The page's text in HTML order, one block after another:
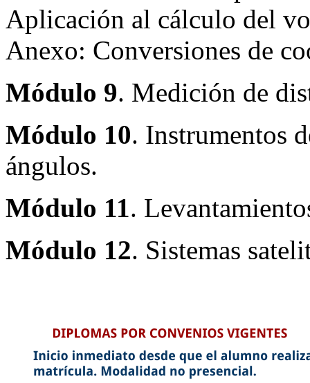
Aplicación al cálculo del
Anexo: Conversiones de
Módulo 9. Medición de
Módulo 10. Instrumentos
ángulos.
Módulo 11.
Módulo 12. Sistemas